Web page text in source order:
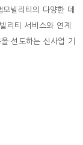
빌리티의 다양한 데
리티 서비스와 연계
선도하는 신사업 기